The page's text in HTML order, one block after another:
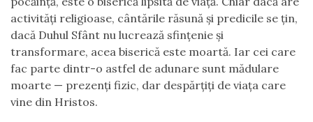
activități religioase, cântările răsună și predicile se țin,
dacă Duhul Sfânt nu lucrează sfințenie și
transformare, acea biserică este moartă. Iar cei care
fac parte dintr-o astfel de adunare sunt mădulare
moarte — prezenți fizic, dar despărțiți de viața care
vine din Hristos.